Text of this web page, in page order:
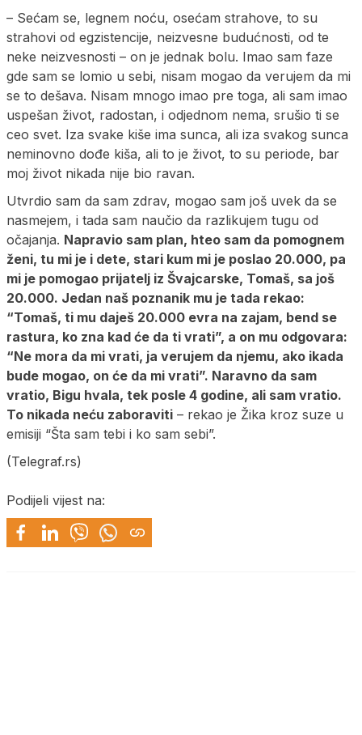
– Sećam se, legnem noću, osećam strahove, to su
strahovi od egzistencije, neizvesne budućnosti, od te
neke neizvesnosti – on je jednak bolu. Imao sam faze
gde sam se lomio u sebi, nisam mogao da verujem da mi
se to dešava. Nisam mnogo imao pre toga, ali sam imao
uspešan život, radostan, i odjednom nema, srušio ti se
ceo svet. Iza svake kiše ima sunca, ali iza svakog sunca
neminovno dođe kiša, ali to je život, to su periode, bar
moj život nikada nije bio ravan.
Utvrdio sam da sam zdrav, mogao sam još uvek da se
nasmejem, i tada sam naučio da razlikujem tugu od
očajanja. Napravio sam plan, hteo sam da pomognem
ženi, tu mi je i dete, stari kum mi je poslao 20.000, pa
mi je pomogao prijatelj iz Švajcarske, Tomaš, sa još
20.000. Jedan naš poznanik mu je tada rekao:
“Tomaš, ti mu daješ 20.000 evra na zajam, bend se
rastura, ko zna kad će da ti vrati”, a on mu odgovara:
“Ne mora da mi vrati, ja verujem da njemu, ako ikada
bude mogao, on će da mi vrati”. Naravno da sam
vratio, Bigu hvala, tek posle 4 godine, ali sam vratio.
To nikada neću zaboraviti – rekao je Žika kroz suze u
emisiji “Šta sam tebi i ko sam sebi”.
(Telegraf.rs)
Podijeli vijest na: